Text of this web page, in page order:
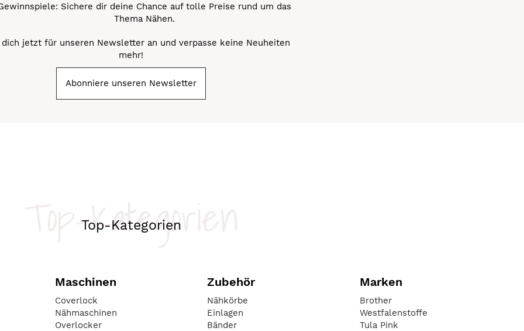
Sichere dir deine Chance auf tolle Preise rund um das
Thema Nähen.
dich jetzt für unseren Newsletter an und verpasse keine Neuheiten
mehr!
Abonniere unseren Newsletter
Top-Kategorien
Top-Kategorien
Maschinen
Coverlock
Nähmaschinen
Overlocker
Zubehör
Nähkörbe
Einlagen
Bänder
Marken
Brother
Westfalenstoffe
Tula Pink